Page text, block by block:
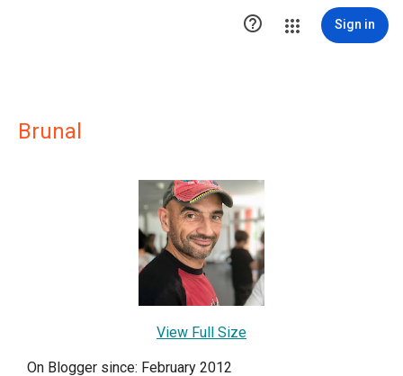
 Sign in
Brunal
View Full Size
On Blogger since: February 2012